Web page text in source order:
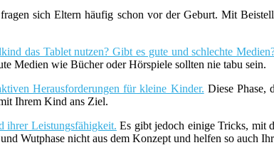
sich Eltern häufig schon vor der Geburt. Mit
das Tablet nutzen? Gibt es gute und schlechte
Medien wie Bücher oder Hörspiele sollten nie tabu sein.
Herausforderungen für kleine Kinder. Diese Phase,
Ihrem Kind ans Ziel.
ihrer Leistungsfähigkeit. Es gibt jedoch einige Tricks, mit
Wutphase nicht aus dem Konzept und helfen so auch